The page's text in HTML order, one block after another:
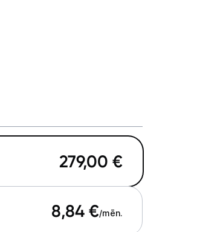
279,00 €
8,84 €/mēn.